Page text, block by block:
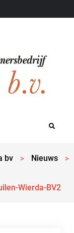
bv
grondverzet,
Search
bv > Nieuws >
Wierda-BV2